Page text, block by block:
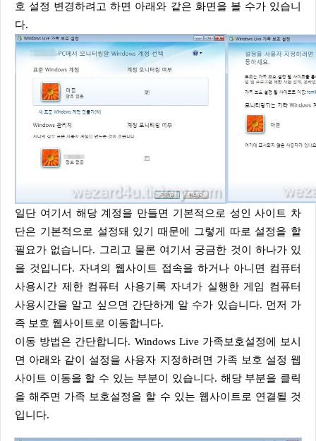
호 설정 변경하려고 하면 아래와 같은 화면을 볼 수가 있습니
다.
일단 여기서 해당 계정을 만들면 기본적으로 성인 사이트 차
단은 기본적으로 설정돼 있기 때문에 그렇게 따로 설정을 할
필요가 없습니다. 그리고 물론 여기서 궁금한 것이 하나가 있
을 것입니다. 자녀의 웹사이트 접속을 하거나 아니면 컴퓨터
사용시간 제한 컴퓨터 사용기록 자녀가 실행한 게임 컴퓨터
사용시간을 알고 싶으면 간단하게 알 수가 있습니다. 먼저 가
족 보호 웹사이트로 이동합니다.
이동 방법은 간단합니다. Windows Live 가족보호설정에 보시
면 아래와 같이 설정을 사용자 지정하려면 가족 보호 설정 웹
사이트 이동을 할 수 있는 부분이 있습니다. 해당 부분을 클릭
을 해주면 가족 보호설정을 할 수 있는 웹사이트로 연결될 것
입니다.